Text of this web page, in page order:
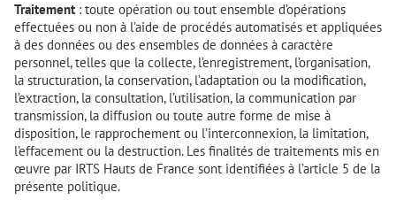
Traitement : toute opération ou tout ensemble d’opérations
effectuées ou non à l’aide de procédés automatisés et appliquées
à des données ou des ensembles de données à caractère
personnel, telles que la collecte, l’enregistrement, l’organisation,
la structuration, la conservation, l’adaptation ou la modification,
l’extraction, la consultation, l’utilisation, la communication par
transmission, la diffusion ou toute autre forme de mise à
disposition, le rapprochement ou l’interconnexion, la limitation,
l’effacement ou la destruction. Les finalités de traitements mis en
œuvre par IRTS Hauts de France sont identifiées à l’article 5 de la
présente politique.